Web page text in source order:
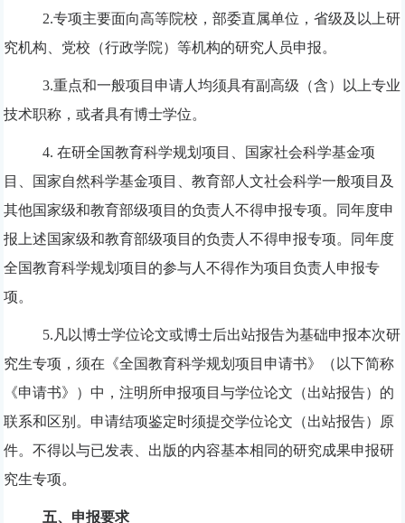
2.专项主要面向高等院校，部委直属单位，省级及以上研
究机构、党校（行政学院）等机构的研究人员申报。
3.重点和一般项目申请人均须具有副高级（含）以上专业
技术职称，或者具有博士学位。
4. 在研全国教育科学规划项目、国家社会科学基金项
目、国家自然科学基金项目、教育部人文社会科学一般项目及
其他国家级和教育部级项目的负责人不得申报专项。同年度申
报上述国家级和教育部级项目的负责人不得申报专项。同年度
全国教育科学规划项目的参与人不得作为项目负责人申报专
项。
5. 凡以博士学位论文或博士后出站报告为基础申报本次研
究生专项，须在《全国教育科学规划项目申请书》（以下简称
《申请书》）中，注明所申报项目与学位论文（出站报告）的
联系和区别。申请结项鉴定时须提交学位论文（出站报告）原
件。不得以与已发表、出版的内容基本相同的研究成果申报研
究生专项。
五、申报要求